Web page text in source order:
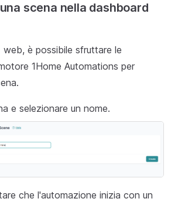
scena nella dashboard
web, è possibile sfruttare le
1Home Automations per
e selezionare un nome.
che l'automazione inizia con un